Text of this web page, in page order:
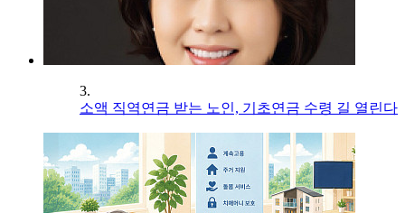
3.
소액 직역연금 받는 노인, 기초연금 수령 길 열린다